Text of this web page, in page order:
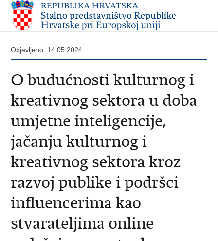
Objavljeno: 14.05.2024.
O budućnosti kulturnog i
kreativnog sektora u doba
umjetne inteligencije,
jačanju kulturnog i
kreativnog sektora kroz
razvoj publike i podršci
influencerima kao
stvarateljima online